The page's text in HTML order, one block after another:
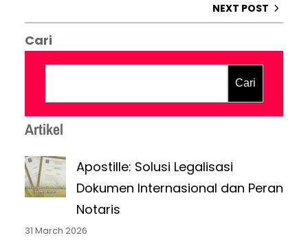
NEXT POST
Cari
Cari
Artikel
Apostille: Solusi Legalisasi
Dokumen Internasional dan Peran
Notaris
31 March 2026